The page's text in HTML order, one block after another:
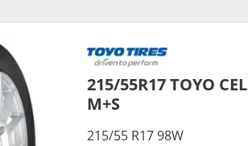
215/55R17 TOYO
M+S
215/55 R17 98W